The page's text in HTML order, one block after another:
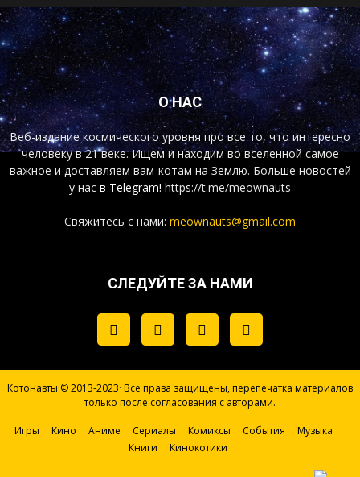
О НАС
Веб-издание космического уровня про все то, что интересно
человеку в 21 веке. Ищем и находим во вселенной самое
важное и доставляем вам-котам на Землю. Больше новостей
у нас в Telegram! https://t.me/meownauts
Свяжитесь с нами: meownauts@gmail.com
СЛЕДУЙТЕ ЗА НАМИ
Котонавты © 2013-2023· Все права защищены, перепечатка материалов
только после согласования с авторами.
Игры Кино Аниме Сериалы Комиксы События
Музыка
Книги
Кинокотики